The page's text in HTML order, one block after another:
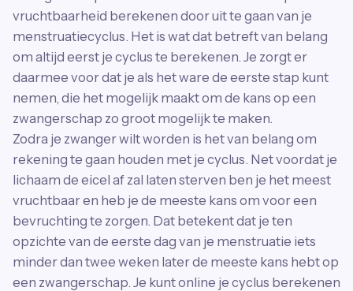
vruchtbaarheid berekenen door uit te gaan van je
menstruatiecyclus. Het is wat dat betreft van belang
om altijd eerst je cyclus te berekenen. Je zorgt er
daarmee voor dat je als het ware de eerste stap kunt
nemen, die het mogelijk maakt om de kans op een
zwangerschap zo groot mogelijk te maken.
Zodra je zwanger wilt worden is het van belang om
rekening te gaan houden met je cyclus. Net voordat je
lichaam de eicel af zal laten sterven ben je het meest
vruchtbaar en heb je de meeste kans om voor een
bevruchting te zorgen. Dat betekent dat je ten
opzichte van de eerste dag van je menstruatie iets
minder dan twee weken later de meeste kans hebt op
een zwangerschap. Je kunt online je cyclus berekenen